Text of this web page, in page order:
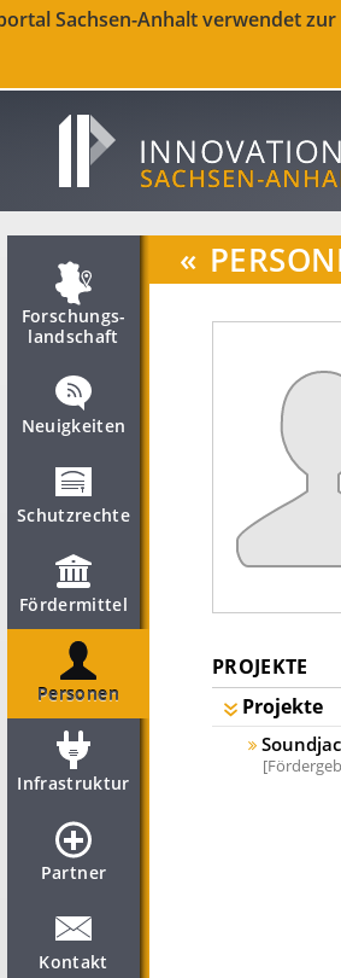
Sachsen-Anhalt verwendet
Forschungs­
landschaft
Neuigkeiten
Schutzrechte
Fördermittel
Personen
Infrastruktur
Partner
Kontakt
«
PROJEKTE
Projekte